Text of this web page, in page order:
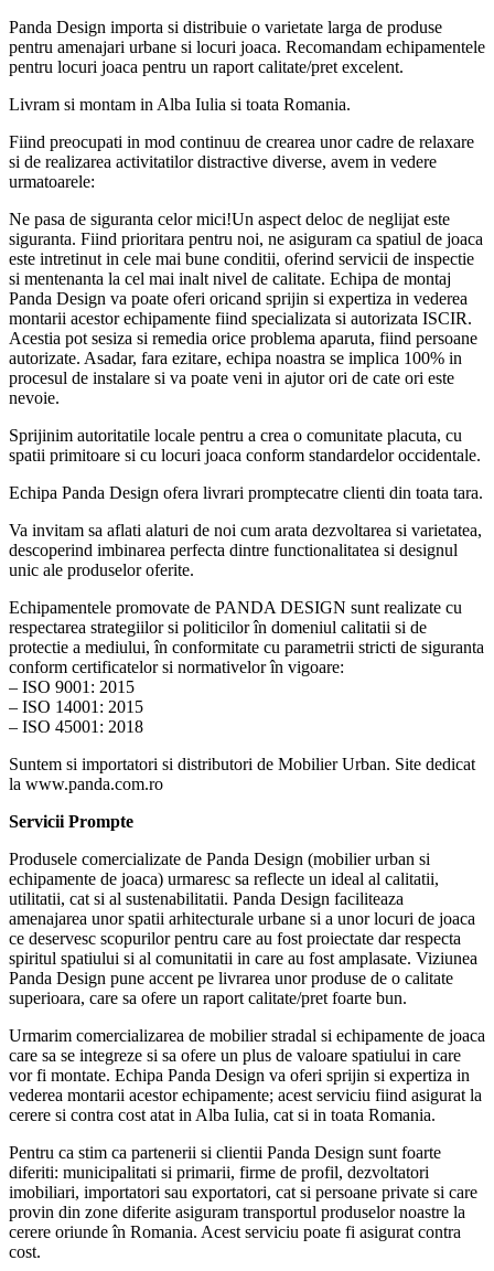
Panda Design importa si distribuie o varietate larga de produse
pentru amenajari urbane si locuri joaca. Recomandam echipamentele
pentru locuri joaca pentru un raport calitate/pret excelent.
Livram si montam in Alba Iulia si toata Romania.
Fiind preocupati in mod continuu de crearea unor cadre de relaxare
si de realizarea activitatilor distractive diverse, avem in vedere
urmatoarele:
Ne pasa de siguranta celor mici!Un aspect deloc de neglijat este
siguranta. Fiind prioritara pentru noi, ne asiguram ca spatiul de joaca
este intretinut in cele mai bune conditii, oferind servicii de inspectie
si mentenanta la cel mai inalt nivel de calitate. Echipa de montaj
Panda Design va poate oferi oricand sprijin si expertiza in vederea
montarii acestor echipamente fiind specializata si autorizata ISCIR.
Acestia pot sesiza si remedia orice problema aparuta, fiind persoane
autorizate. Asadar, fara ezitare, echipa noastra se implica 100% in
procesul de instalare si va poate veni in ajutor ori de cate ori este
nevoie.
Sprijinim autoritatile locale pentru a crea o comunitate placuta, cu
spatii primitoare si cu locuri joaca conform standardelor occidentale.
Echipa Panda Design ofera livrari promptecatre clienti din toata tara.
Va invitam sa aflati alaturi de noi cum arata dezvoltarea si varietatea,
descoperind imbinarea perfecta dintre functionalitatea si designul
unic ale produselor oferite.
Echipamentele promovate de PANDA DESIGN sunt realizate cu
respectarea strategiilor si politicilor în domeniul calitatii si de
protectie a mediului, în conformitate cu parametrii stricti de siguranta
conform certificatelor si normativelor în vigoare:
– ISO 9001: 2015
– ISO 14001: 2015
– ISO 45001: 2018
Suntem si importatori si distributori de Mobilier Urban. Site dedicat
la www.panda.com.ro
Servicii Prompte
Produsele comercializate de Panda Design (mobilier urban si
echipamente de joaca) urmaresc sa reflecte un ideal al calitatii,
utilitatii, cat si al sustenabilitatii. Panda Design faciliteaza
amenajarea unor spatii arhitecturale urbane si a unor locuri de joaca
ce deservesc scopurilor pentru care au fost proiectate dar respecta
spiritul spatiului si al comunitatii in care au fost amplasate. Viziunea
Panda Design pune accent pe livrarea unor produse de o calitate
superioara, care sa ofere un raport calitate/pret foarte bun.
Urmarim comercializarea de mobilier stradal si echipamente de joaca
care sa se integreze si sa ofere un plus de valoare spatiului in care
vor fi montate. Echipa Panda Design va oferi sprijin si expertiza in
vederea montarii acestor echipamente; acest serviciu fiind asigurat la
cerere si contra cost atat in Alba Iulia, cat si in toata Romania.
Pentru ca stim ca partenerii si clientii Panda Design sunt foarte
diferiti: municipalitati si primarii, firme de profil, dezvoltatori
imobiliari, importatori sau exportatori, cat si persoane private si care
provin din zone diferite asiguram transportul produselor noastre la
cerere oriunde în Romania. Acest serviciu poate fi asigurat contra
cost.